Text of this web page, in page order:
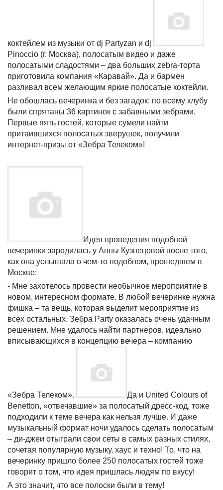
коктейлем из музыки от dj Partyzan и dj
Pinoccio (г. Москва), полосатым видео и даже
полосатыми сладостями – два больших zebra-торта
приготовила компания «Каравай». Да и бармен
разливал всем желающим яркие полосатые коктейли.
Не обошлась вечеринка и без загадок: по всему клубу
были спрятаны 36 картинок с забавными зебрами.
Первые пять гостей, которые сумели найти
притаившихся полосатых зверушек, получили
интернет-призы от «Зебра Телеком»!
Идея проведения подобной
вечеринки зародилась у Анны Кузнецовой после того,
как она услышала о чем-то подобном, прошедшем в
Москве:
- Мне захотелось провести необычное мероприятие в
новом, интересном формате. В любой вечеринке нужна
фишка – та вещь, которая выделит мероприятие из
всех остальных. Зебра Party оказалась очень удачным
решением. Мне удалось найти партнеров, идеально
вписывающихся в концепцию вечера – компанию
«Зебра Телеком».
Да и United Colours of
Benetton, «отвечавшие» за полосатый дресс-код, тоже
подходили к теме вечера как нельзя лучше. И даже
музыкальный формат ночи удалось сделать полосатым
– ди-джеи отыграли свои сеты в самых разных стилях,
сочетая популярную музыку, хаус и техно! То, что на
вечеринку пришло более 250 полосатых гостей тоже
говорит о том, что идея пришлась людям по вкусу!
А это значит, что все полоски были в тему!